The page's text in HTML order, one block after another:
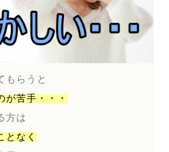
もらうと
が苦手・・・
方は
となく